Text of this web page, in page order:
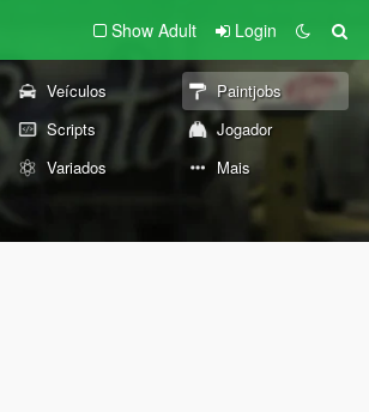
Show Adult Login
Veículos
Paintjobs
Scripts
Jogador
Variados Mais